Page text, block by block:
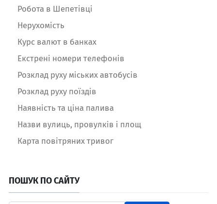
Робота в Шепетівці
Нерухомість
Курс валют в банках
Екстрені номери телефонів
Розклад руху міських автобусів
Розклад руху поїздів
Наявність та ціна палива
Назви вулиць, провулків і площ
Карта повітряних тривог
ПОШУК ПО САЙТУ